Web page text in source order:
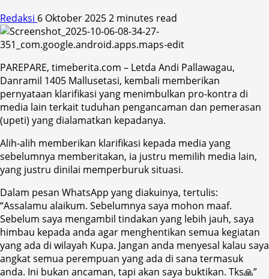
Redaksi 6 Oktober 20252 minutes read
PAREPARE, timeberita.com – Letda Andi Pallawagau,
Danramil 1405 Mallusetasi, kembali memberikan
pernyataan klarifikasi yang menimbulkan pro-kontra di
media lain terkait tuduhan pengancaman dan pemerasan
(upeti) yang dialamatkan kepadanya.
Alih-alih memberikan klarifikasi kepada media yang
sebelumnya memberitakan, ia justru memilih media lain,
yang justru dinilai memperburuk situasi.
Dalam pesan WhatsApp yang diakuinya, tertulis:
“Assalamu alaikum. Sebelumnya saya mohon maaf.
Sebelum saya mengambil tindakan yang lebih jauh, saya
himbau kepada anda agar menghentikan semua kegiatan
yang ada di wilayah Kupa. Jangan anda menyesal kalau saya
angkat semua perempuan yang ada di sana termasuk
anda. Ini bukan ancaman, tapi akan saya buktikan. Tks🙏”